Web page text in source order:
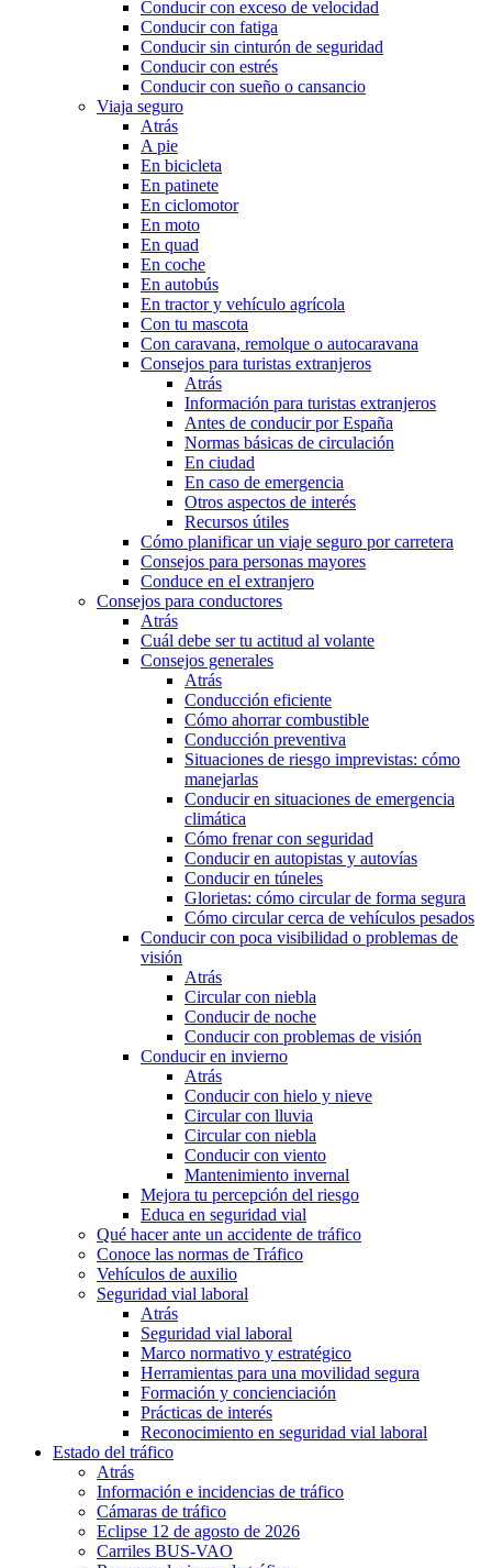
Conducir con exceso de velocidad
Conducir con fatiga
Conducir sin cinturón de seguridad
Conducir con estrés
Conducir con sueño o cansancio
Viaja seguro
Atrás
A pie
En bicicleta
En patinete
En ciclomotor
En moto
En quad
En coche
En autobús
En tractor y vehículo agrícola
Con tu mascota
Con caravana, remolque o autocaravana
Consejos para turistas extranjeros
Atrás
Información para turistas extranjeros
Antes de conducir por España
Normas básicas de circulación
En ciudad
En caso de emergencia
Otros aspectos de interés
Recursos útiles
Cómo planificar un viaje seguro por carretera
Consejos para personas mayores
Conduce en el extranjero
Consejos para conductores
Atrás
Cuál debe ser tu actitud al volante
Consejos generales
Atrás
Conducción eficiente
Cómo ahorrar combustible
Conducción preventiva
Situaciones de riesgo imprevistas: cómo
manejarlas
Conducir en situaciones de emergencia
climática
Cómo frenar con seguridad
Conducir en autopistas y autovías
Conducir en túneles
Glorietas: cómo circular de forma segura
Cómo circular cerca de vehículos pesados
Conducir con poca visibilidad o problemas de
visión
Atrás
Circular con niebla
Conducir de noche
Conducir con problemas de visión
Conducir en invierno
Atrás
Conducir con hielo y nieve
Circular con lluvia
Circular con niebla
Conducir con viento
Mantenimiento invernal
Mejora tu percepción del riesgo
Educa en seguridad vial
Qué hacer ante un accidente de tráfico
Conoce las normas de Tráfico
Vehículos de auxilio
Seguridad vial laboral
Atrás
Seguridad vial laboral
Marco normativo y estratégico
Herramientas para una movilidad segura
Formación y concienciación
Prácticas de interés
Reconocimiento en seguridad vial laboral
Estado del tráfico
Atrás
Información e incidencias de tráfico
Cámaras de tráfico
Eclipse 12 de agosto de 2026
Carriles BUS-VAO